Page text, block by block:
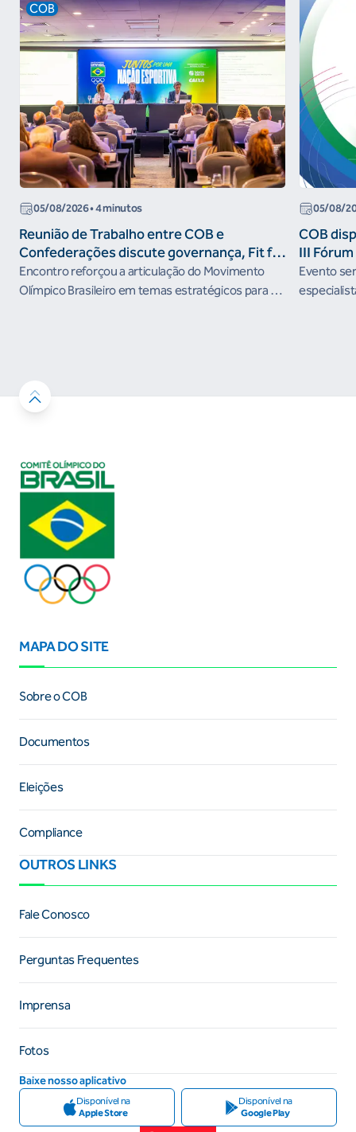
COB
05/08/2026• 4 minutos
Reunião de Trabalho entre COB e
Confederações discute governança, Fit for
the Future e presença do Brasil em
organismos internacionais
Encontro reforçou a articulação do Movimento
Olímpico Brasileiro em temas estratégicos para os
05/08/
COB
III
Evento
MAPA DO SITE
Sobre o COB
Documentos
Eleições
Compliance
OUTROS LINKS
Fale Conosco
Perguntas Frequentes
Imprensa
Fotos
Baixe nosso aplicativo
Disponível na
Apple Store
Disponível na
Google Play